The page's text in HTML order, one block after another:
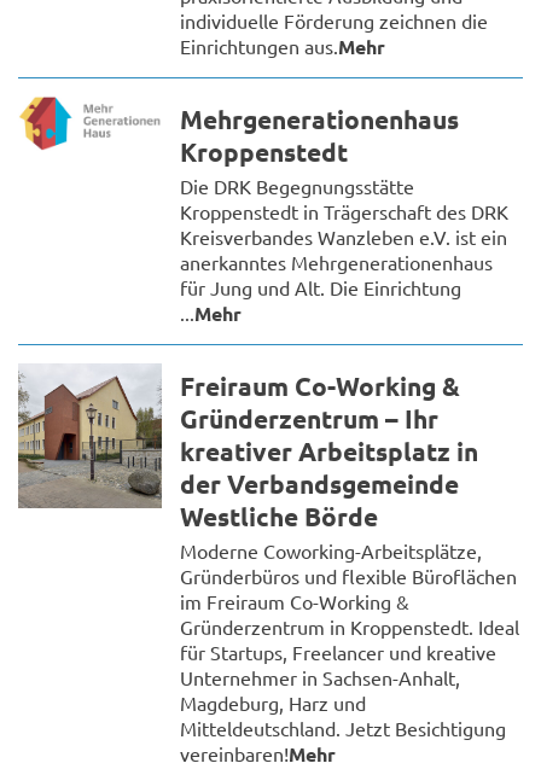
individuelle Förderung zeichnen die
Einrichtungen aus.Mehr
Mehrgenerationenhaus
Kroppenstedt
Die DRK Begegnungsstätte
Kroppenstedt in Trägerschaft des DRK
Kreisverbandes Wanzleben e.V. ist ein
anerkanntes Mehrgenerationenhaus
für Jung und Alt. Die Einrichtung
...Mehr
Freiraum Co-Working &
Gründerzentrum – Ihr
kreativer Arbeitsplatz in
der Verbandsgemeinde
Westliche Börde
Moderne Coworking-Arbeitsplätze,
Gründerbüros und flexible Büroflächen
im Freiraum Co-Working &
Gründerzentrum in Kroppenstedt. Ideal
für Startups, Freelancer und kreative
Unternehmer in Sachsen-Anhalt,
Magdeburg, Harz und
Mitteldeutschland. Jetzt Besichtigung
vereinbaren!Mehr